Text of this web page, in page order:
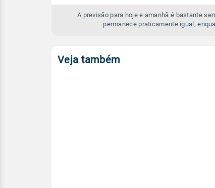
A previsão para hoje e amanhã é bastante
permanece praticamente igual,
Veja também